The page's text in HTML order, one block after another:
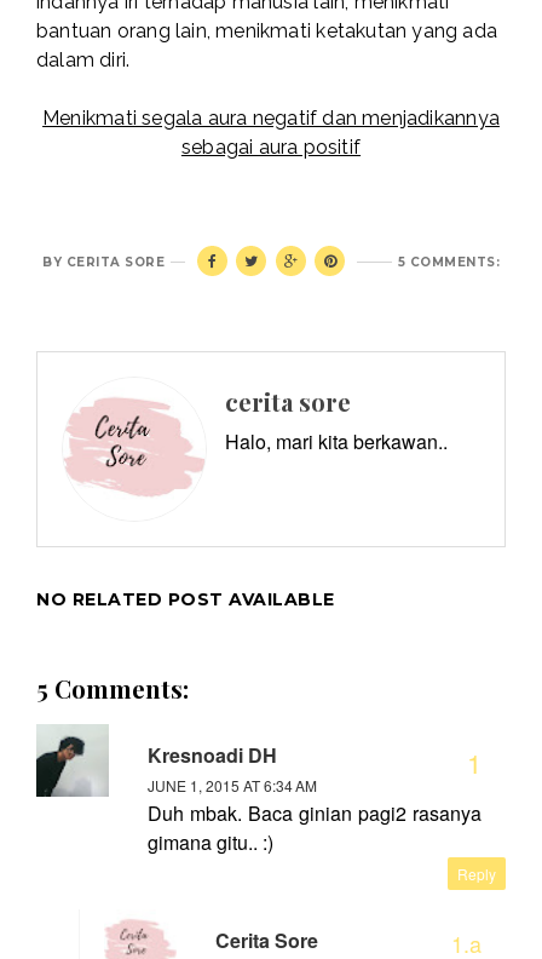
bantuan orang lain, menikmati ketakutan yang ada
dalam diri.
Menikmati segala aura negatif dan menjadikannya
sebagai aura positif
5 COMMENTS:
BY CERITA SORE
cerita sore
Halo, mari kita berkawan..
NO RELATED POST AVAILABLE
5 Comments:
Kresnoadi DH
JUNE 1, 2015 AT 6:34 AM
Duh mbak. Baca ginian pagi2 rasanya
gimana gitu.. :)
Reply
Cerita Sore